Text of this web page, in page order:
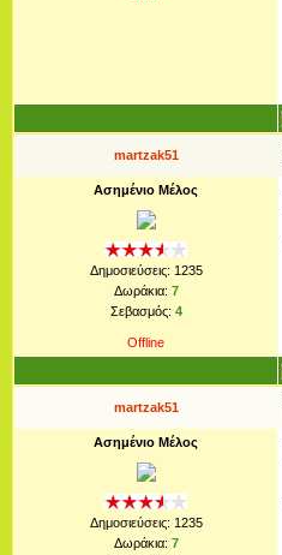
martzak51
Ασημένιο Μέλος
Δημοσιεύσεις: 1235
Δωράκια: 7
Σεβασμός: 4
Offline
martzak51
Ασημένιο Μέλος
Δημοσιεύσεις: 1235
Δωράκια: 7